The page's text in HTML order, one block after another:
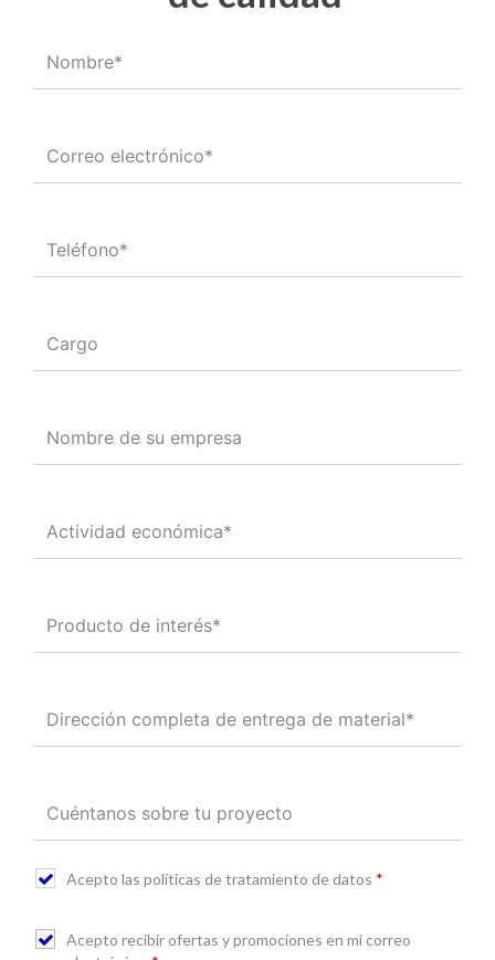
Acepto las políticas de tratamiento de datos *
Acepto recibir ofertas y promociones en mi correo